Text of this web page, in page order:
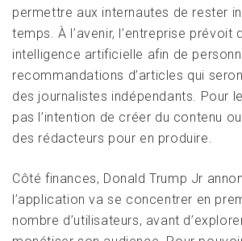
permettre aux internautes de rester
temps. À l’avenir, l’entreprise prévoit
intelligence artificielle afin de
recommandations d’articles qui
des journalistes indépendants. Pour
pas l’intention de créer du contenu
des rédacteurs pour en produire.
Côté finances, Donald Trump Jr
l’application va se concentrer en
nombre d’utilisateurs, avant